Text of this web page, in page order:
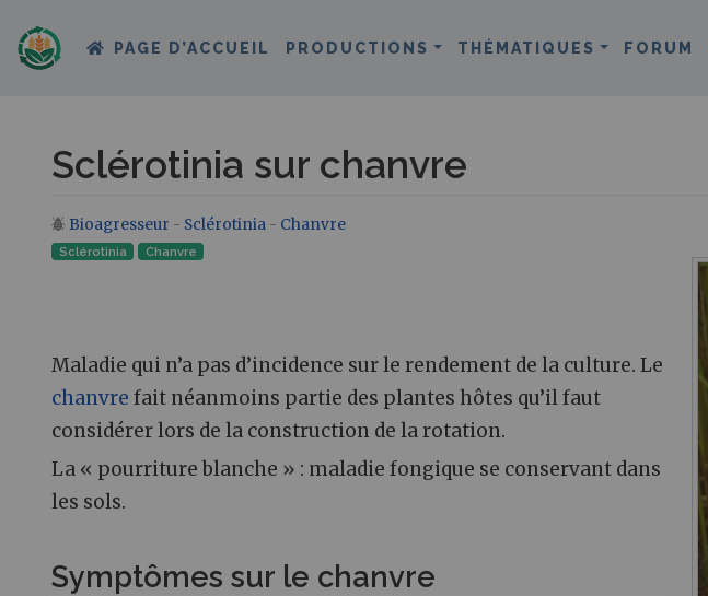
PAGE D’ACCUEIL PRODUCTIONS THÉMATIQUES FORUM
Sclérotinia sur chanvre
Aller à :navigation,rechercher
Bioagresseur - Sclérotinia - Chanvre
Sclérotinia Chanvre
Maladie qui n’a pas d’incidence sur le rendement de la culture. Le
chanvre fait néanmoins partie des plantes hôtes qu’il faut
considérer lors de la construction de la rotation.
La « pourriture blanche » : maladie fongique se conservant dans
les sols.
Symptômes sur le chanvre